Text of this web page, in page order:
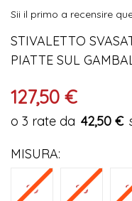
immagini
Sii il primo a recensire
STIVALETTO
PIATTE SUL
127,50 €
42,50 €
MISURA